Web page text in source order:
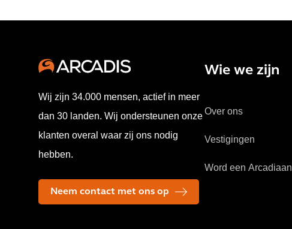
Wij zijn 34.000 mensen, actief in meer
dan 30 landen. Wij ondersteunen onze
klanten overal waar zij ons nodig
hebben.
Neem contact met ons op
Wie we zijn
Over ons
Vestigingen
Word een Arcadiaan